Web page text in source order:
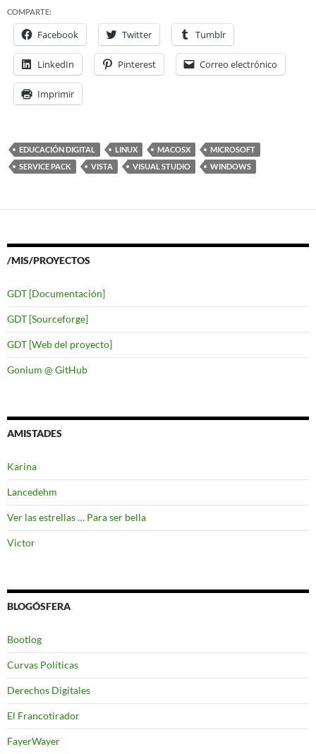
COMPARTE:
Facebook Twitter Tumblr
LinkedIn Pinterest Correo electrónico
Imprimir
EDUCACIÓN DIGITAL LINUX MACOSX
MICROSOFT
SERVICE PACK
VISTA VISUAL STUDIO WINDOWS
/MIS/PROYECTOS
GDT [Documentación]
GDT [Sourceforge]
GDT [Web del proyecto]
Gonium @ GitHub
AMISTADES
Karina
Lancedehm
Ver las estrellas … Para ser bella
Victor
BLOGÓSFERA
Bootlog
Curvas Políticas
Derechos Digitales
El Francotirador
FayerWayer